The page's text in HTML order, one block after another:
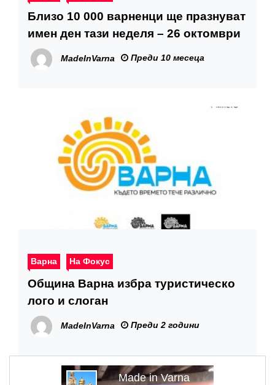
Близо 10 000 варненци ще празнуват
имен ден тази неделя – 26 октомври
MadeInVarna Преди 10 месеца
Варна На Фокус
Община Варна избра туристическо
лого и слоган
MadeInVarna Преди 2 години
Made in Varna